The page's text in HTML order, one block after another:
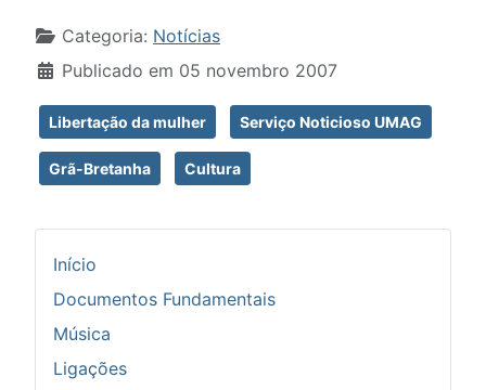
Detalhes
Categoria: Notícias
Publicado em 05 novembro 2007
Libertação da mulher Serviço Noticioso UMAG
Grã-Bretanha Cultura
Início
Documentos Fundamentais
Música
Ligações